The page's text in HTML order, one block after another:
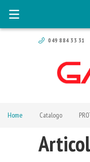
049 884 33 31
Home Catalogo